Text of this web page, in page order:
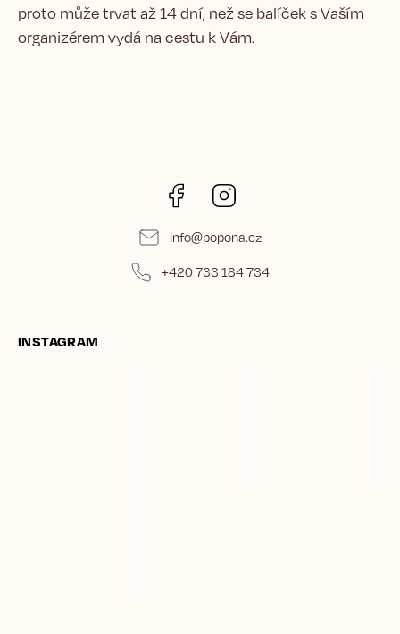
proto může trvat až 14 dní, než se balíček s Vaším
organizérem vydá na cestu k Vám.
Facebook
info@popona.cz
+420 733 184 734
INSTAGRAM